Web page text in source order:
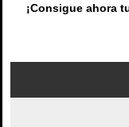
¡Consigue ahora